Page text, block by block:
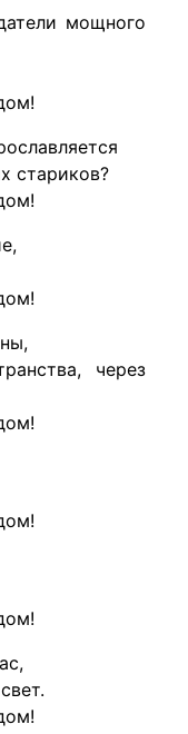
мощного
стариков?
через